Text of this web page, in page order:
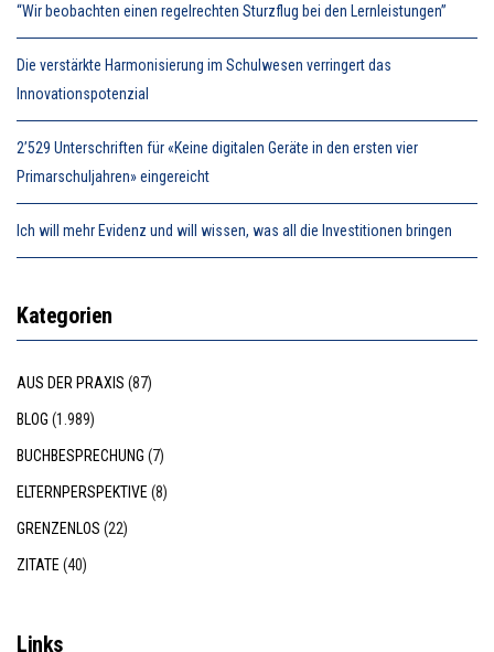
“Wir beobachten einen regelrechten Sturzflug bei den Lernleistungen”
Die verstärkte Harmonisierung im Schulwesen verringert das
Innovationspotenzial
2’529 Unterschriften für «Keine digitalen Geräte in den ersten vier
Primarschuljahren» eingereicht
Ich will mehr Evidenz und will wissen, was all die Investitionen bringen
Kategorien
AUS DER PRAXIS (87)
BLOG (1.989)
BUCHBESPRECHUNG (7)
ELTERNPERSPEKTIVE (8)
GRENZENLOS (22)
ZITATE (40)
Links